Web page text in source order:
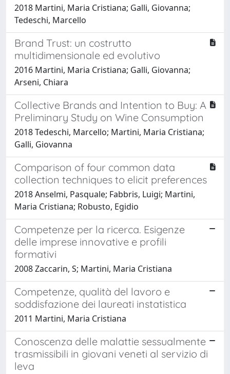
2018 Martini, Maria Cristiana; Galli, Giovanna;
Tedeschi, Marcello
Brand Trust: un costrutto
multidimensionale ed evolutivo
2016 Martini, Maria Cristiana; Galli, Giovanna;
Arseni, Chiara
Collective Brands and Intention to Buy: A
Preliminary Study on Wine Consumption
2018 Tedeschi, Marcello; Martini, Maria Cristiana;
Galli, Giovanna
Comparison of four common data
collection techniques to elicit preferences
2018 Anselmi, Pasquale; Fabbris, Luigi; Martini,
Maria Cristiana; Robusto, Egidio
Competenze per la ricerca. Esigenze
delle imprese innovative e profili
formativi
2008 Zaccarin, S; Martini, Maria Cristiana
Competenze, qualità del lavoro e
soddisfazione dei laureati instatistica
2011 Martini, Maria Cristiana
Conoscenza delle malattie sessualmente
trasmissibili in giovani veneti al servizio di
leva